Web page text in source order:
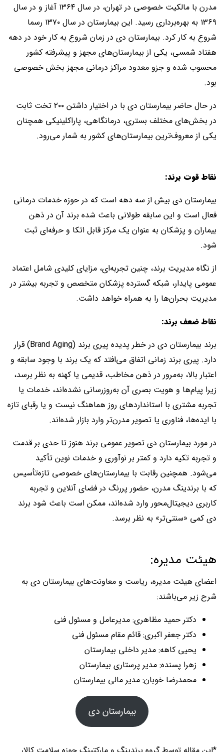
مدرن با مالکیت خصوصی در تهران، در سال ۱۳۶۴ آغاز و در سال
۱۳۶۹ به بهره‌برداری رسید. این بیمارستان در سال ۱۳۷۰ رسما
شروع به کار کرد. بیمارستان دی در زمان شروع به کار خود در دهه
هفتاد شمسی، یکی از بیمارستان‌های مجهز و پیشرفته کشور
محسوب شده و جزو معدود مراکز درمانی مجهز بخش خصوصی
بود.
در حال حاضر بیمارستان دی با در اختیار داشتن ۲۰۰ تخت ثابت
در بخش‌های مختلف بستری، درمانگاهی، پاراکلینیکی همچنان
یکی از معروف‌ترین بیمارستان‌های کشور به شمار می‌رود.
نقاط قوت برند:
بیمارستان دی بیش از سه دهه است که در حوزه خدمات درمانی
فعال است و این سابقه طولانی باعث شده برند آن در ذهن
بیماران و پزشکان به ‌عنوان یک مرکز قابل اتکا و حرفه‌ای ثبت
شود.
از نگاه مدیریت برند، چنین تجربه‌ای، مزایای کلیدی شامل اعتماد
عمومی پایدار، شبکه گسترده پزشکان متخصص و تجربه بیشتر در
مدیریت بحران‌ها را به همراه خواهد داشت.
نقاط ضعف برند:
برند بیمارستان دی در خطر پدیده پیری برند (Brand Aging) قرار
دارد. پیری برند زمانی اتفاق می‌افتد که یک برند با وجود سابقه و
اعتبار بالا، به‌مرور در ذهن مخاطب، قدیمی یا کهنه به نظر برسد،
زیرا پیام‌ها و هویت بصری آن به‌روزرسانی نشده‌اند، خدمات یا
تجربه مشتری با استانداردهای روز هماهنگ نیست و یا رقبای تازه
با ایده‌ها، فناوری یا تصویر مدرن‌تر وارد بازار شده‌اند.
در مورد بیمارستان دی تصویر عمومی برند هنوز تا حدی بر قدمت
و تجربه تکیه دارد و کمتر بر نوآوری و خدمات نوین تأکید
می‌شود. همچنین رقابت با بیمارستان‌های خصوصی تازه‌تأسیس
که با برندینگ مدرن، حضور پررنگ در فضای آنلاین و تجربه
کاربری دیجیتال‌محور وارد شده‌اند، ممکن است باعث شود برند
دی کمی «سنتی‌تر» به نظر برسد.
هیئت مدیره:
اعضای هیئت مدیره، ریاست و معاونت‌های بیمارستان دی به
شرح زیر می‌باشند:
دکتر حمید مظاهری: مدیرعامل و مسئول فنی
دکتر جعفر اکبری: قائم مقام مسئول فنی
یحیی کاهه: مدیر داخلی بیمارستان
زهرا پسنده: مدیر پرستاری بیمارستان
محمدرضا خوبان: مدیر مالی بیمارستان
بیمارستان دی